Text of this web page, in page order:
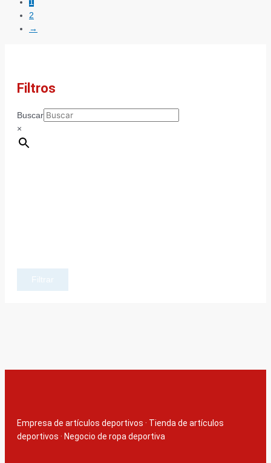
1
2
→
Filtros
Buscar
×
Filtrar
Empresa de artículos deportivos · Tienda de artículos
deportivos · Negocio de ropa deportiva